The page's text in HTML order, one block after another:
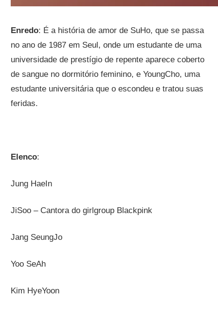
Enredo: É a história de amor de SuHo, que se passa
no ano de 1987 em Seul, onde um estudante de uma
universidade de prestígio de repente aparece coberto
de sangue no dormitório feminino, e YoungCho, uma
estudante universitária que o escondeu e tratou suas
feridas.
Elenco:
Jung HaeIn
JiSoo – Cantora do girlgroup Blackpink
Jang SeungJo
Yoo SeAh
Kim HyeYoon